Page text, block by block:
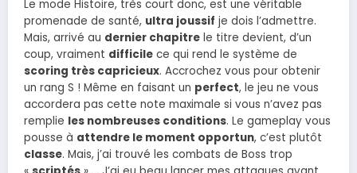
Le mode Histoire, très court donc, est une véritable
promenade de santé, ultra joussif je dois l’admettre.
Mais, arrivé au dernier chapitre le titre devient, d’un
coup, vraiment difficile ce qui rend le système de
scoring très capricieux. Accrochez vous pour obtenir
un rang S ! Même en faisant un perfect, le jeu ne vous
accordera pas cette note maximale si vous n’avez pas
remplie les nombreuses conditions. Le gameplay vous
pousse à attendre le moment opportun, c’est plutôt
classe. Mais, j’ai trouvé les combats de Boss trop